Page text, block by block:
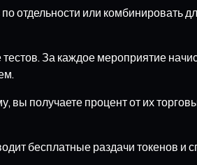
отдельности или комбинировать
За каждое мероприятие
получаете процент от их
бесплатные раздачи токенов и